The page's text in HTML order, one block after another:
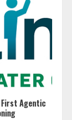
Agentic